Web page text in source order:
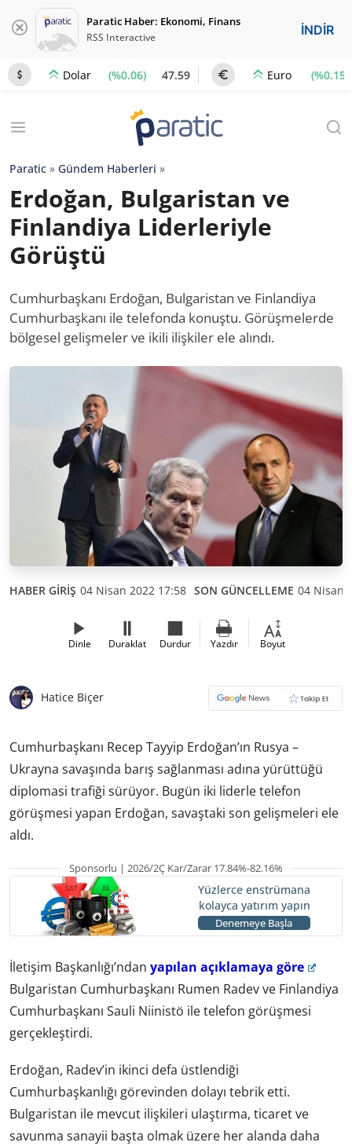
Paratic Haber: Ekonomi, Finans
RSS Interactive İNDİR
Dolar (%0.06) 47.59 Euro (%0.15)
Paratic » Gündem Haberleri »
Erdoğan, Bulgaristan ve
Finlandiya Liderleriyle
Görüştü
Cumhurbaşkanı Erdoğan, Bulgaristan ve Finlandiya
Cumhurbaşkanı ile telefonda konuştu. Görüşmelerde
bölgesel gelişmeler ve ikili ilişkiler ele alındı.
HABER GİRİŞ 04 Nisan 2022 17:58 SON GÜNCELLEME 04 Nisan
Dinle Duraklat Durdur Yazdır Boyut
Hatice Biçer
Cumhurbaşkanı Recep Tayyip Erdoğan’ın Rusya –
Ukrayna savaşında barış sağlanması adına yürüttüğü
diplomasi trafiği sürüyor. Bugün iki liderle telefon
görüşmesi yapan Erdoğan, savaştaki son gelişmeleri ele
aldı.
Sponsorlu | 2026/2Ç Kar/Zarar 17.84%-82.16%
Yüzlerce enstrümana
kolayca yatırım yapın
Denemeye Başla
İletişim Başkanlığı’ndan yapılan açıklamaya göre
Bulgaristan Cumhurbaşkanı Rumen Radev ve Finlandiya
Cumhurbaşkanı Sauli Niinistö ile telefon görüşmesi
gerçekleştirdi.
Erdoğan, Radev’in ikinci defa üstlendiği
Cumhurbaşkanlığı görevinden dolayı tebrik etti.
Bulgaristan ile mevcut ilişkileri ulaştırma, ticaret ve
savunma sanayii başta olmak üzere her alanda daha